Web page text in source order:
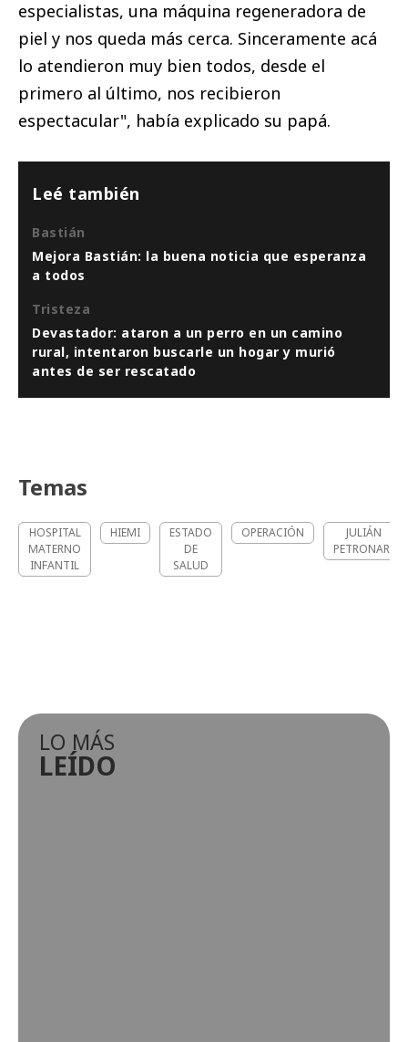
especialistas, una máquina regeneradora de
piel y nos queda más cerca. Sinceramente acá
lo atendieron muy bien todos, desde el
primero al último, nos recibieron
espectacular", había explicado su papá.
Leé también
Bastián
Mejora Bastián: la buena noticia que esperanza
a todos
Tristeza
Devastador: ataron a un perro en un camino
rural, intentaron buscarle un hogar y murió
antes de ser rescatado
Temas
HOSPITAL
MATERNO
INFANTIL
HIEMI
ESTADO
DE
SALUD
OPERACIÓN
JULIÁN
PETRONARI
LO MÁS
LEÍDO